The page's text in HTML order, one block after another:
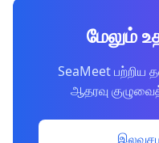
மேலும்
SeaMeet பற்றிய
ஆதரவு